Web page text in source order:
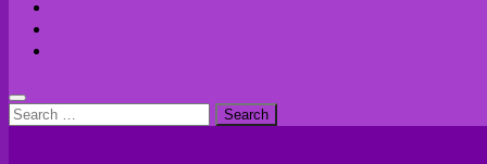
Search